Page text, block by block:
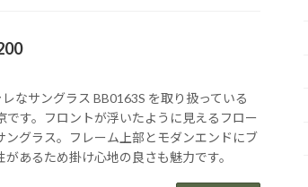
なサングラス BB0163S を取り扱っている
す。フロントが浮いたように見えるフロー
グラス。フレーム上部とモダンエンドにブ
あるため掛け心地の良さも魅力です。